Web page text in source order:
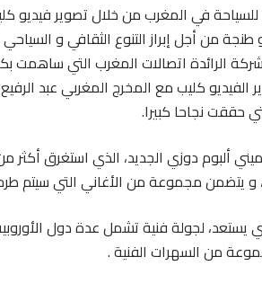
للسياحة في المغرب من خلال تصوير فيديو
و طنجة من أجل إبراز التنوع الثقافي و
الرائدة اتصالات المغرب التي
الفيديو كليب مع المخرج المغربي عبد
حققت نجاحا كبيرا.
ميني ألبوم دوزي الجديد، الذي استغرق
و يتضمن مجموعة من الأغاني التي سيتم
يستعد، لجولة فنية تشمل عدة دول
من السهرات الفنية .